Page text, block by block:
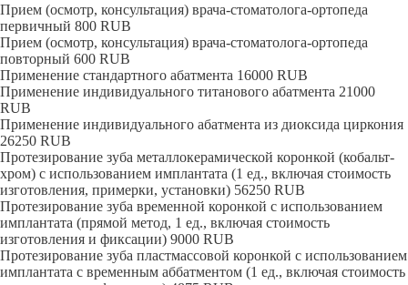
Прием (осмотр, консультация) врача-стоматолога-ортопеда
первичный 800 RUB
Прием (осмотр, консультация) врача-стоматолога-ортопеда
повторный 600 RUB
Применение стандартного абатмента 16000 RUB
Применение индивидуального титанового абатмента 21000
RUB
Применение индивидуального абатмента из диоксида циркония
26250 RUB
Протезирование зуба металлокерамической коронкой (кобальт-
хром) с использованием имплантата (1 ед., включая стоимость
изготовления, примерки, установки) 56250 RUB
Протезирование зуба временной коронкой с использованием
имплантата (прямой метод, 1 ед., включая стоимость
изготовления и фиксации) 9000 RUB
Протезирование зуба пластмассовой коронкой с использованием
имплантата с временным аббатментом (1 ед., включая стоимость